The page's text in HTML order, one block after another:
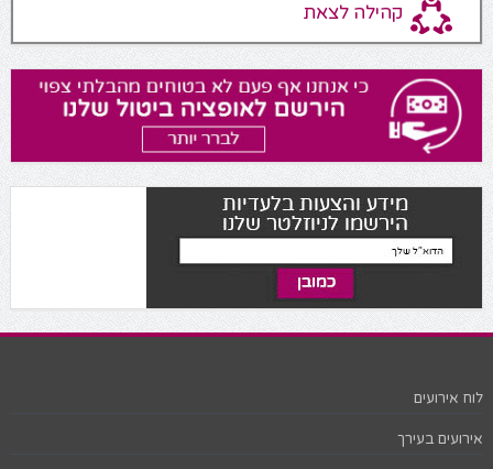
קהילה לצאת
לוח אירועים
אירועים בעירך